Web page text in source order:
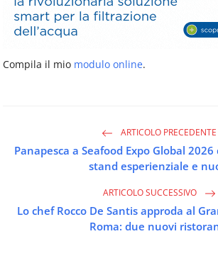
Compila il mio modulo online.
ARTICOLO PRECEDENTE
Panapesca a Seafood Expo Global
stand esperienziale e
ARTICOLO SUCCESSIVO
Lo chef Rocco De Santis approda al
Roma: due nuovi